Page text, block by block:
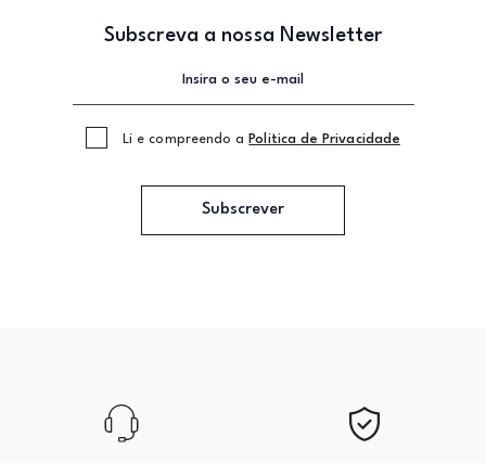
Subscreva a nossa Newsletter
Li e compreendo a Politica de Privacidade
Subscrever